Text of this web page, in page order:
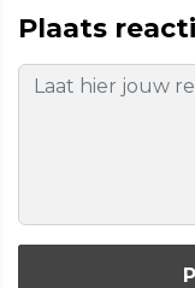
Plaats